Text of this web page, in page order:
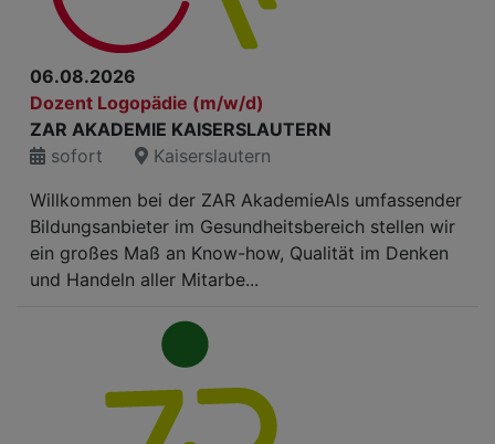
06.08.2026
Dozent Logopädie (m/w/d)
ZAR AKADEMIE KAISERSLAUTERN
sofort
Kaiserslautern
Willkommen bei der ZAR AkademieAls umfassender
Bildungsanbieter im Gesundheitsbereich stellen wir
ein großes Maß an Know-how, Qualität im Denken
und Handeln aller Mitarbe...